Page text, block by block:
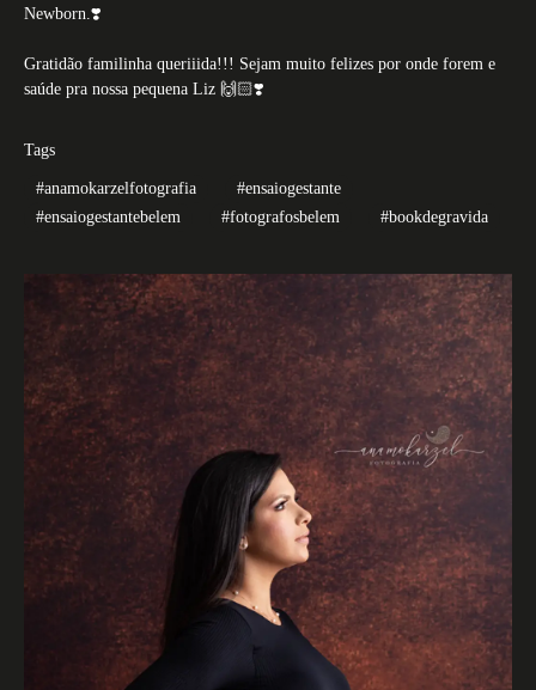
Newborn.❣️
Gratidão familinha queriiida!!! Sejam muito felizes por onde forem e
saúde pra nossa pequena Liz 🙌🏻❣️
Tags
#anamokarzelfotografia
#ensaiogestante
#ensaiogestantebelem
#fotografosbelem #bookdegravida